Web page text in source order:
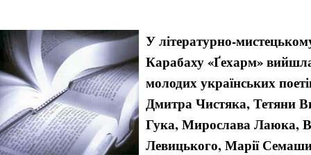
У літературно-
Карабаху «Ґехарм»
молодих українських
Дмитра Чистяка, Тетяни
Гука, Мирослава Лаюка,
Левицького, Марії